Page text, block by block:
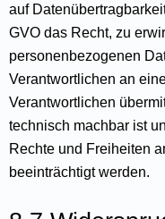
auf
GVO das Recht, zu
personenbezogenen
Verantwortlichen an
Verantwortlichen
technisch machbar ist
Rechte und Freiheiten
beeinträchtigt werden.